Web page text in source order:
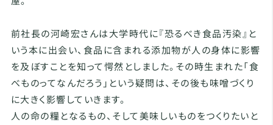
前社長の河崎宏さんは大学時代に『恐るべき食品汚染』と
いう本に出会い、食品に含まれる添加物が人の身体に影響
を及ぼすことを知って愕然としました。その時生まれた「食
べものってなんだろう」という疑問は、その後も味噌づくり
に大きく影響していきます。
人の命の糧となるもの、そして美味しいものをつくりたいと